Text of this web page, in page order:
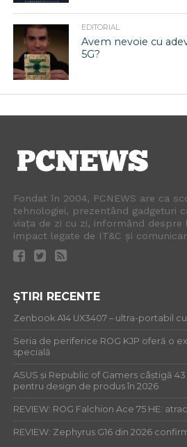
EDITORIAL
Avem nevoie cu
5G?
Fondat în 2004, PCNEWS are ca
tehnologiei, prezentând gadgeturi
viața de zi cu zi, informând despre
impact legate de IT&C și
ȘTIRI RECENTE
Zenbook A14 UX3407 – ultra-portabil
Seria de periferice ROG KJP oferă o
specială
ASUS și Republic of Gamers câștigă
pentru design de produs în 2026
REVIEW: ROG Falchion Ace 75 HE:
REVIEW: Zephyrus G16 din 2026